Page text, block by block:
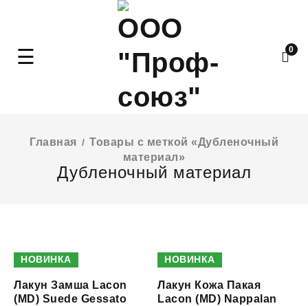
0
Главная / Товары с меткой «Дубленочный
материал»
Дубленочный материал
НОВИНКА
Лакун Замша Lacon
(MD) Suede Gessato
НОВИНКА
Лакун Кожа Пакая
Lacon (MD) Nappalan